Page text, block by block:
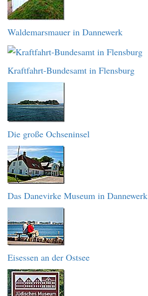
Waldemarsmauer in Dannewerk
Kraftfahrt-Bundesamt in Flensburg
Die große Ochseninsel
Das Danevirke Museum in Dannewerk
Eisessen an der Ostsee